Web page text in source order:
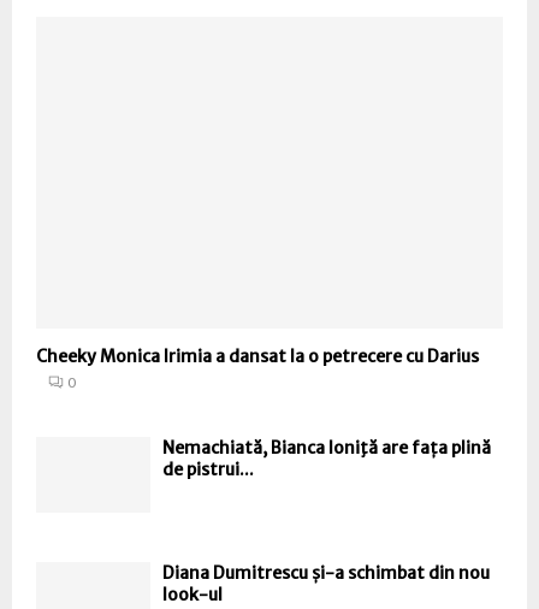
Cheeky Monica Irimia a dansat la o petrecere cu Darius
0
Nemachiată, Bianca Ioniţă are fața plină
de pistrui...
Diana Dumitrescu și-a schimbat din nou
look-ul